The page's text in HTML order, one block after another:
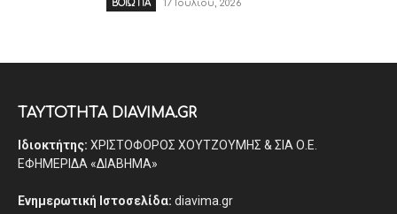
ΒΟΙΩΤΙΑ 17 Ιουλίου, 2026
ΤΑΥΤΟΤΗΤΑ DIAVIMA.GR
Ιδιοκτήτης: ΧΡΙΣΤΟΦΟΡΟΣ ΧΟΥΤΖΟΥΜΗΣ & ΣΙΑ Ο.Ε.
ΕΦΗΜΕΡΙΔΑ «ΔΙΑΒΗΜΑ»
Ενημερωτική Ιστοσελίδα: diavima.gr